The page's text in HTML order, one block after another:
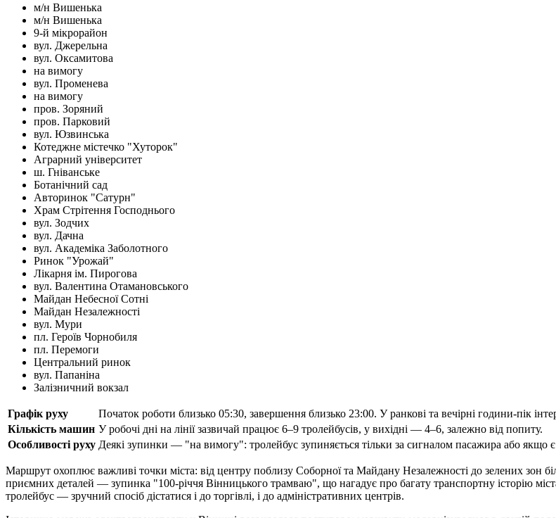
м/н Вишенька
м/н Вишенька
9-й мікрорайон
вул. Джерельна
вул. Оксамитова
на вимогу
вул. Променева
на вимогу
пров. Зоряний
пров. Парковий
вул. Юзвинська
Котеджне містечко "Хуторок"
Аграрний університет
ш. Гніванське
Ботанічний сад
Авторинок "Сатурн"
Храм Стрітення Господнього
вул. Зодчих
вул. Дачна
вул. Академіка Заболотного
Ринок "Урожай"
Лікарня ім. Пирогова
вул. Валентина Отамановського
Майдан Небесної Сотні
Майдан Незалежності
вул. Мури
пл. Героїв Чорнобиля
пл. Перемоги
Центральний ринок
вул. Папаніна
Залізничний вокзал
Графік руху
Початок роботи близько 05:30, завершення близько 23:00. У ранкові та вечірні години-пік
Кількість машин У робочі дні на лінії зазвичай працює 6–9 тролейбусів, у вихідні — 4–6, залежно від попиту.
Особливості руху Деякі зупинки — "на вимогу": тролейбус зупиняється тільки за сигналом пасажира або якщо
Маршрут охоплює важливі точки міста: від центру поблизу Соборної та Майдану Незалежності до зелених зон
приємних деталей — зупинка "100-річчя Вінницького трамваю", що нагадує про багату транспортну історію
тролейбус — зручний спосіб дістатися і до торгівлі, і до адміністративних центрів.